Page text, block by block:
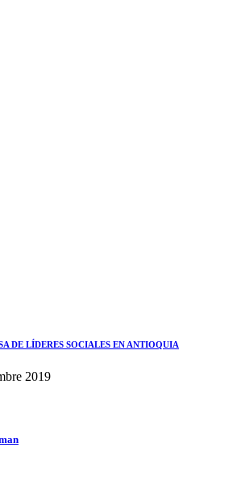
DE LÍDERES SOCIALES EN ANTIOQUIA
2019